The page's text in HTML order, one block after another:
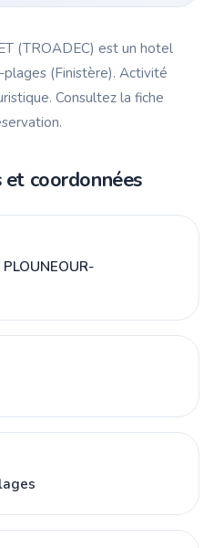
(TROADEC) est un hotel
(Finistère). Activité
Consultez la fiche
coordonnées